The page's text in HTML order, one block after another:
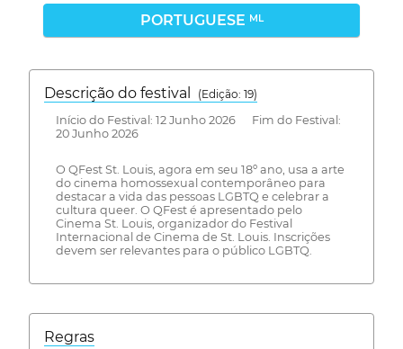
PORTUGUESE ML
Descrição do festival
(Edição: 19)
Início do Festival: 12 Junho 2026 Fim do Festival:
20 Junho 2026
O QFest St. Louis, agora em seu 18º ano, usa a arte
do cinema homossexual contemporâneo para
destacar a vida das pessoas LGBTQ e celebrar a
cultura queer. O QFest é apresentado pelo
Cinema St. Louis, organizador do Festival
Internacional de Cinema de St. Louis. Inscrições
devem ser relevantes para o público LGBTQ.
Regras